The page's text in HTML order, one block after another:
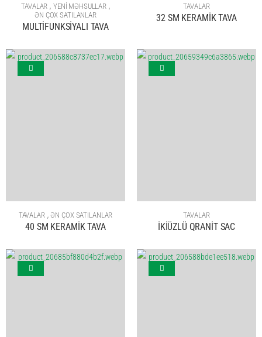
TAVALAR , YENİ MƏHSULLAR ,
ƏN ÇOX SATILANLAR
MULTİFUNKSİYALI TAVA
TAVALAR
32 SM KERAMİK TAVA
TAVALAR,ƏN ÇOX SATILANLAR
40 SM KERAMİK TAVA
TAVALAR
İKİÜZLÜ QRANİT SAC